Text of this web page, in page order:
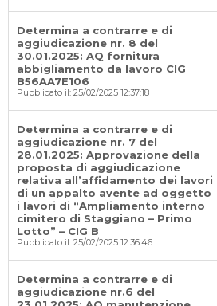
Determina a contrarre e di
aggiudicazione nr. 8 del
30.01.2025: AQ fornitura
abbigliamento da lavoro CIG
B56AA7E106
Pubblicato il: 25/02/2025 12:37:18
Determina a contrarre e di
aggiudicazione nr. 7 del
28.01.2025: Approvazione della
proposta di aggiudicazione
relativa all’affidamento dei lavori
di un appalto avente ad oggetto
i lavori di “Ampliamento interno
cimitero di Staggiano – Primo
Lotto” – CIG B
Pubblicato il: 25/02/2025 12:36:46
Determina a contrarre e di
aggiudicazione nr.6 del